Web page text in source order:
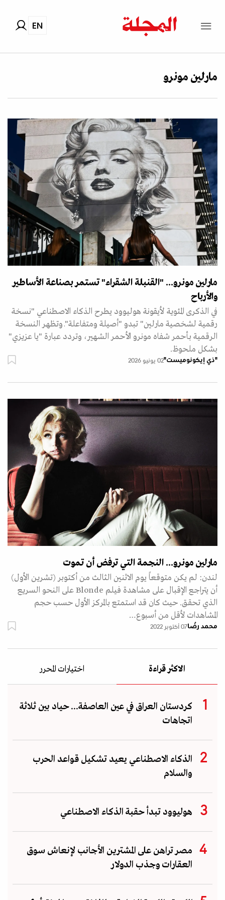
EN
مارلين مونرو
(أ.ف.ب)
مارلين مونرو... "القنبلة الشقراء" تستمر بصناعة الأساطير
والأرباح
في الذكرى المئوية لأيقونة هوليوود يطرح الذكاء الاصطناعي "نسخة
رقمية لشخصية مارلين" تبدو "أصيلة ومتفاعلة"ـ وتظهر النسخة
الرقمية بأحمر شفاه مونرو الأحمر الشهير، وتردد عبارة "يا عزيزي"
بشكل ملحوظ.
"ذي إيكونوميست"02 يونيو 2026
مارلين مونرو... النجمة التي ترفض أن تموت
لندن: لم يكن متوقعاً يوم الاثنين الثالث من أكتوبر (تشرين الأول)
أن يتراجع الإقبال على مشاهدة فيلم Blonde على النحو السريع
الذي تحقق. حيث كان قد استمتع بالمركز الأول حسب حجم
المشاهدات لأقل من أسبوع…
محمد رُضا07 أكتوبر 2022
الاكثر قراءة اختيارات المحرر
كردستان العراق في عين العاصفة... حياد بين ثلاثة
اتجاهات
الذكاء الاصطناعي يعيد تشكيل قواعد الحرب
والسلام
هوليوود تبدأ حقبة الذكاء الاصطناعي
مصر تراهن على المشترين الأجانب لإنعاش سوق
العقارات وجذب الدولار